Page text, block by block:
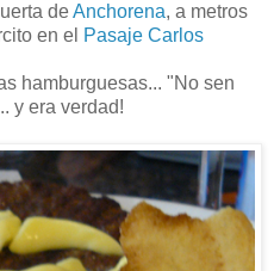
deAnchorena, a metros
en el Pasaje Carlos
hamburguesas... "No sen
y era verdad!